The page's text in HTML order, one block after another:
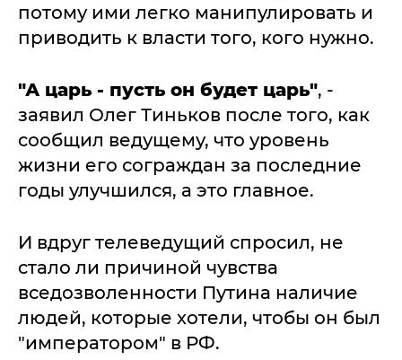
потому ими легко манипулировать и
приводить к власти того, кого нужно.
"А царь - пусть он будет царь", -
заявил Олег Тиньков после того, как
сообщил ведущему, что уровень
жизни его сограждан за последние
годы улучшился, а это главное.
И вдруг телеведущий спросил, не
стало ли причиной чувства
вседозволенности Путина наличие
людей, которые хотели, чтобы он был
"императором" в РФ.